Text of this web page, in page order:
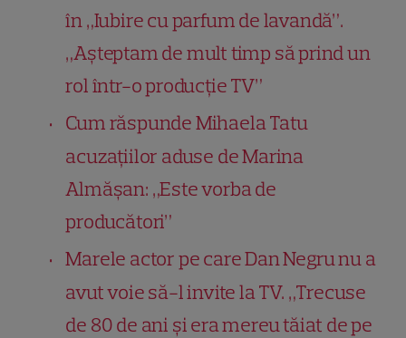
în „Iubire cu parfum de lavandă”.
„Așteptam de mult timp să prind un
rol într-o producție TV”
Cum răspunde Mihaela Tatu
acuzațiilor aduse de Marina
Almășan: „Este vorba de
producători”
Marele actor pe care Dan Negru nu a
avut voie să-l invite la TV. „Trecuse
de 80 de ani și era mereu tăiat de pe